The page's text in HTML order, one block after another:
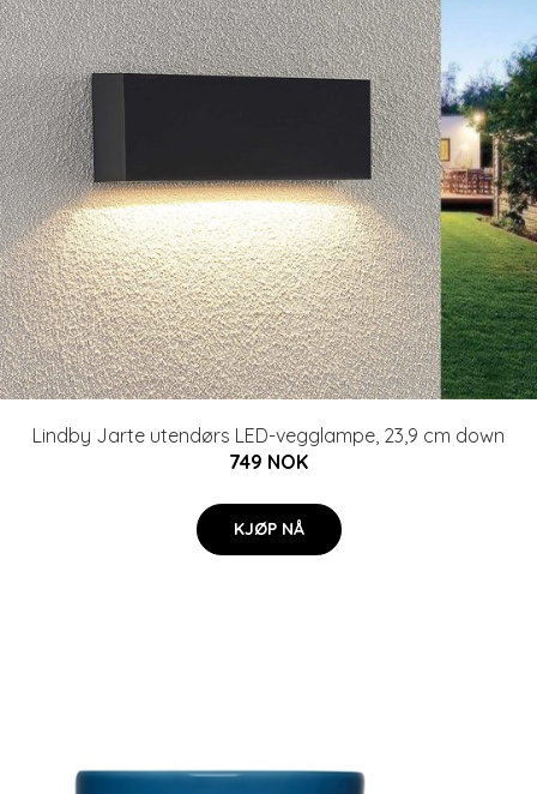
Lindby Jarte utendørs LED-vegglampe, 23,9 cm down
749 NOK
KJØP NÅ